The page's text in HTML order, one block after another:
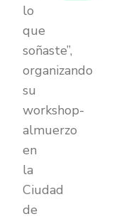
lo
que
soñaste”,
organizando
su
workshop-
almuerzo
en
la
Ciudad
de